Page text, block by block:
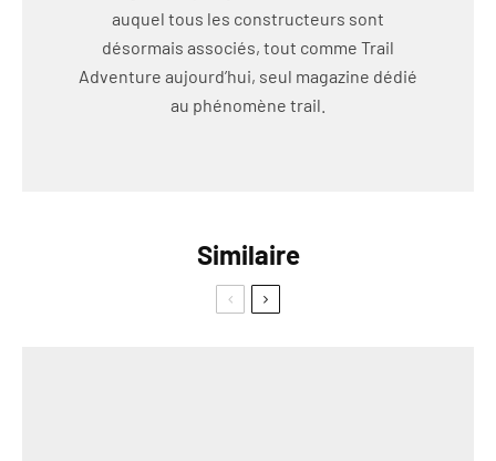
auquel tous les constructeurs sont
désormais associés, tout comme Trail
Adventure aujourd’hui, seul magazine dédié
au phénomène trail.
Similaire